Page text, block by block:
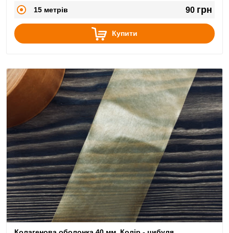
15 метрів 90 грн
Купити